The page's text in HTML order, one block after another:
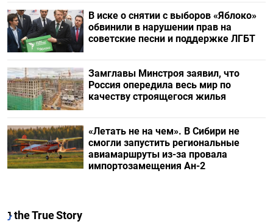
В иске о снятии с выборов «Яблоко»
обвинили в нарушении прав на
советские песни и поддержке ЛГБТ
Замглавы Минстроя заявил, что
Россия опередила весь мир по
качеству строящегося жилья
«Летать не на чем». В Сибири не
смогли запустить региональные
авиамаршруты из-за провала
импортозамещения Ан-2